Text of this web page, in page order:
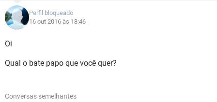
Perfil bloqueado
16 out 2016 às 18:46
Oi
Qual o bate papo que você quer?
Conversas semelhantes